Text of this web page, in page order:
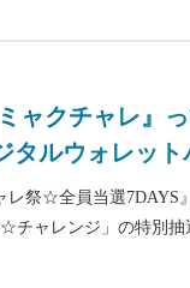
ャクチャレ』
タルウォレット
祭☆全員当選7DAYS
チャレンジ」の特別